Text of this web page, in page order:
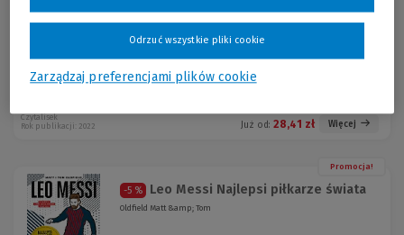
świata
Oldfield Matt &amp; Tom
Już od: 28,41 zł Więcej
Czytalisek
Rok publikacji: 2022
Promocja!
-5 % Leo Messi Najlepsi piłkarze świata
Oldfield Matt &amp; Tom
Zarządzaj preferencjami plików cookie
Odrzuć wszystkie pliki cookie